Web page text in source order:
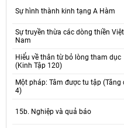
Sự hình thành kinh tạng A Hàm
Sự truyền thừa các dòng thiền Việt
Nam
Hiểu về thân từ bỏ lòng tham dục
(Kinh Tập 120)
Một pháp: Tâm được tu tập (Tăng
4)
15b. Nghiệp và quả báo